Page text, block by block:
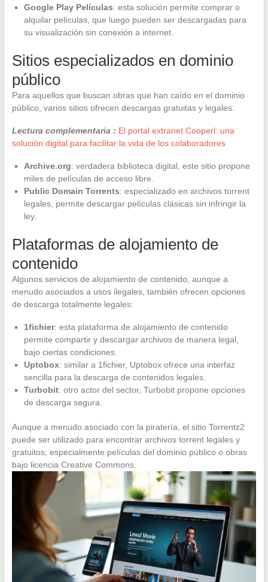
Google Play Películas: esta solución permite comprar o
alquilar películas, que luego pueden ser descargadas para
su visualización sin conexión a internet.
Sitios especializados en dominio
público
Para aquellos que buscan obras que han caído en el dominio
público, varios sitios ofrecen descargas gratuitas y legales:
Lectura complementaria : El portal extranet Cooperl: una
solución digital para facilitar la vida de los colaboradores
Archive.org: verdadera biblioteca digital, este sitio propone
miles de películas de acceso libre.
Public Domain Torrents: especializado en archivos torrent
legales, permite descargar películas clásicas sin infringir la
ley.
Plataformas de alojamiento de
contenido
Algunos servicios de alojamiento de contenido, aunque a
menudo asociados a usos ilegales, también ofrecen opciones
de descarga totalmente legales:
1fichier: esta plataforma de alojamiento de contenido
permite compartir y descargar archivos de manera legal,
bajo ciertas condiciones.
Uptobox: similar a 1fichier, Uptobox ofrece una interfaz
sencilla para la descarga de contenidos legales.
Turbobit: otro actor del sector, Turbobit propone opciones
de descarga segura.
Aunque a menudo asociado con la piratería, el sitio Torrentz2
puede ser utilizado para encontrar archivos torrent legales y
gratuitos, especialmente películas del dominio público o obras
bajo licencia Creative Commons.